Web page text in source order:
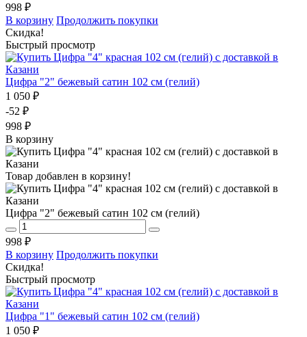
998 ₽
В корзину Продолжить покупки
Скидка!
Быстрый просмотр
Цифра "2" бежевый сатин 102 см (гелий)
1 050 ₽
-52 ₽
998 ₽
В корзину
Товар добавлен в корзину!
Цифра "2" бежевый сатин 102 см (гелий)
998 ₽
В корзину Продолжить покупки
Скидка!
Быстрый просмотр
Цифра "1" бежевый сатин 102 см (гелий)
1 050 ₽